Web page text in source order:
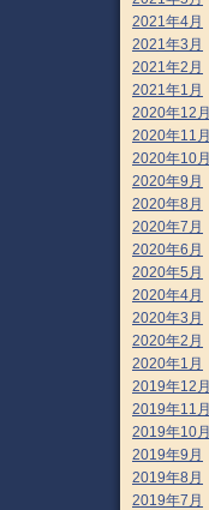
2021年4月
2021年3月
2021年2月
2021年1月
2020年12月
2020年11月
2020年10月
2020年9月
2020年8月
2020年7月
2020年6月
2020年5月
2020年4月
2020年3月
2020年2月
2020年1月
2019年12月
2019年11月
2019年10月
2019年9月
2019年8月
2019年7月